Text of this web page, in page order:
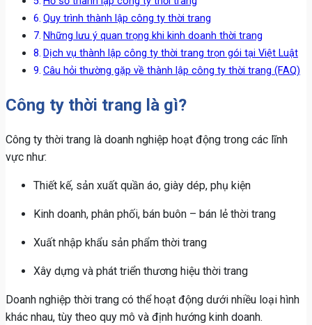
Quy trình thành lập công ty thời trang
Những lưu ý quan trọng khi kinh doanh thời trang
Dịch vụ thành lập công ty thời trang trọn gói tại Việt Luật
Câu hỏi thường gặp về thành lập công ty thời trang (FAQ)
Công ty thời trang là gì?
Công ty thời trang là doanh nghiệp hoạt động trong các lĩnh
vực như:
Thiết kế, sản xuất quần áo, giày dép, phụ kiện
Kinh doanh, phân phối, bán buôn – bán lẻ thời trang
Xuất nhập khẩu sản phẩm thời trang
Xây dựng và phát triển thương hiệu thời trang
Doanh nghiệp thời trang có thể hoạt động dưới nhiều loại hình
khác nhau, tùy theo quy mô và định hướng kinh doanh.